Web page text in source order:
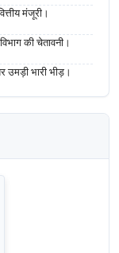
मंजूरी।
की चेतावनी।
उमड़ी भारी भीड़।